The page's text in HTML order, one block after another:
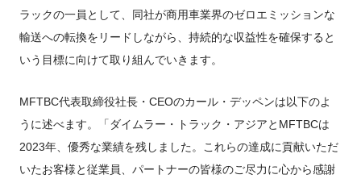
ラックの一員として、同社が商用車業界のゼロエミッションな
輸送への転換をリードしながら、持続的な収益性を確保すると
いう目標に向けて取り組んでいきます。
MFTBC代表取締役社長・CEOのカール・デッペンは以下のよ
うに述べます。「ダイムラー・トラック・アジアとMFTBCは
2023年、優秀な業績を残しました。これらの達成に貢献いただ
いたお客様と従業員、パートナーの皆様のご尽力に心から感謝